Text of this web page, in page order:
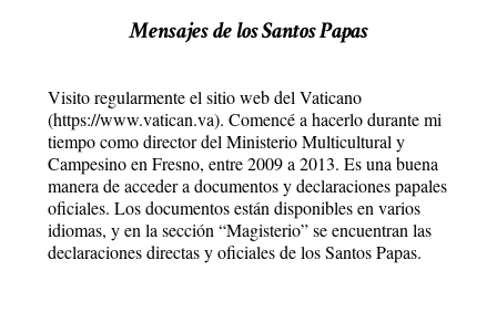
Mensajes de los Santos Papas
Visito regularmente el sitio web del Vaticano
(https://www.vatican.va). Comencé a hacerlo durante mi
tiempo como director del Ministerio Multicultural y
Campesino en Fresno, entre 2009 a 2013. Es una buena
manera de acceder a documentos y declaraciones papales
oficiales. Los documentos están disponibles en varios
idiomas, y en la sección “Magisterio” se encuentran las
declaraciones directas y oficiales de los Santos Papas.